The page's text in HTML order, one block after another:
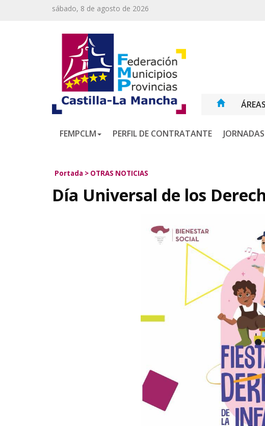
sábado, 8 de agosto de 2026
FEMPCLM PERFIL DE CONTRATANTE
Portada > OTRAS NOTICIAS
Día Universal de los